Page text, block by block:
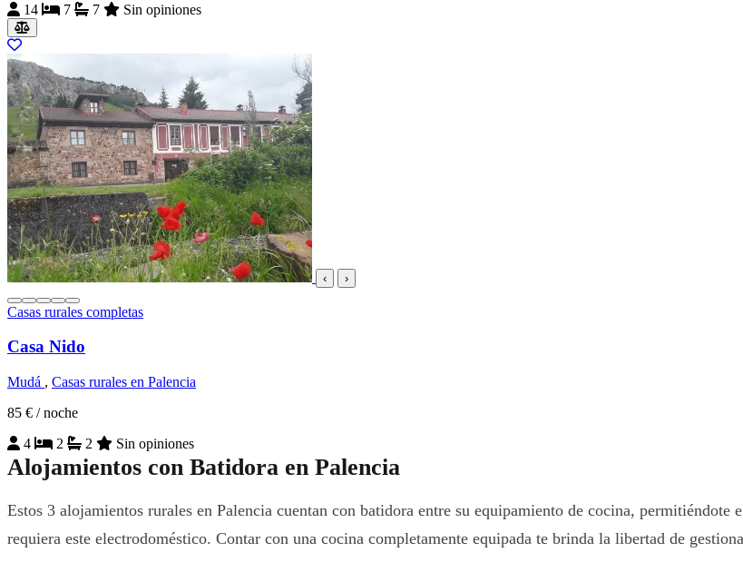
14
7 7 Sin opiniones
‹ ›
Casas rurales completas
Casa Nido
Mudá , Casas rurales en Palencia
85 € / noche
4
2 2 Sin opiniones
Alojamientos con Batidora en Palencia
Estos 3 alojamientos rurales en Palencia cuentan con batidora entre su equipamiento de cocina,
requiera este electrodoméstico. Contar con una cocina completamente equipada te brinda la libertad de